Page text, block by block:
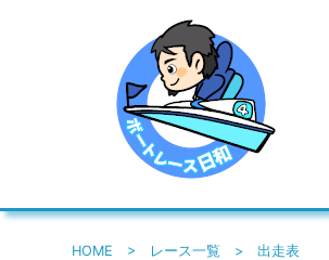
HOME > レース一覧 > 出走表